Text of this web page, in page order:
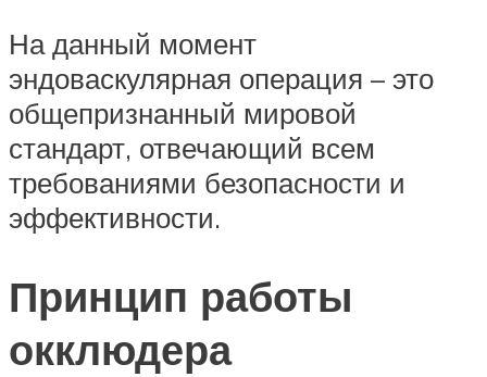
На данный момент
эндоваскулярная операция – это
общепризнанный мировой
стандарт, отвечающий всем
требованиями безопасности и
эффективности.
Принцип работы
окклюдера